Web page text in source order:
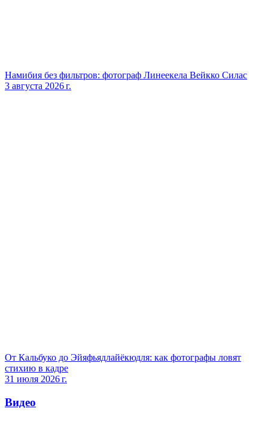
Намибия без фильтров: фотограф Линеекела Вейкко Силас
3 августа 2026 г.
От Кальбуко до Эйяфьядлайёкюдля: как фотографы ловят
стихию в кадре
31 июля 2026 г.
Видео